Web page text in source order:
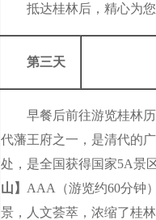
抵达桂林后，精心为
第三天
早餐后前往游览桂林
代藩王府之一，是清代的
处，是全国获得国家5A景
山】 AAA（游览约60分钟
景，人文荟萃，浓缩了桂